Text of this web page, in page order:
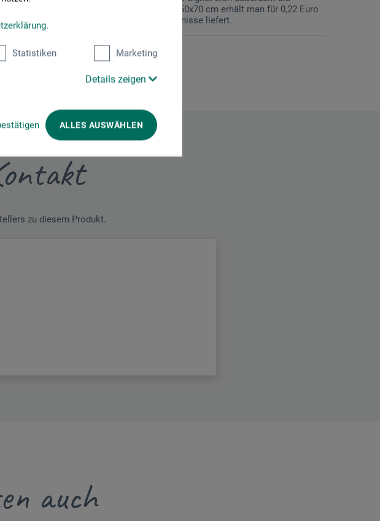
.
Statistiken Marketing
Details zeigen
ALLES AUSWÄHLEN
ist nahezu unschlagbar. Im Format 50x70 cm erhält man für 0,22 Euro
das zuverlässige und unprätentiöse Ergebnisse liefert.
zu diesem Produkt.
auch